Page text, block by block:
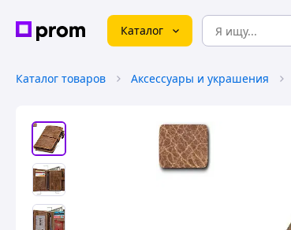
Каталог
Каталог товаров Аксессуары и украшения